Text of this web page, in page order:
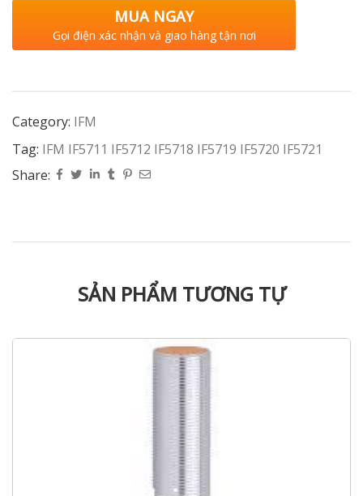
MUA NGAY
Gọi điện xác nhận và giao hàng tận nơi
Category: IFM
Tag: IFM IF5711 IF5712 IF5718 IF5719 IF5720 IF5721
Share:
SẢN PHẨM TƯƠNG TỰ